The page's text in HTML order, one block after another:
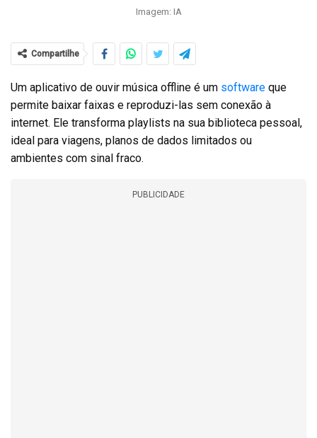
Imagem: IA
Compartilhe
Um aplicativo de ouvir música offline é um software que
permite baixar faixas e reproduzi-las sem conexão à
internet. Ele transforma playlists na sua biblioteca pessoal,
ideal para viagens, planos de dados limitados ou
ambientes com sinal fraco.
PUBLICIDADE